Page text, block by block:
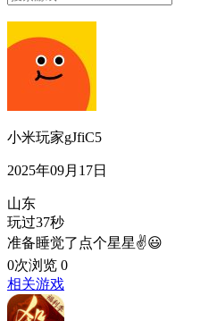
小米玩家gJfiC5
2025年09月17日
山东
玩过37秒
准备睡觉了点个星星✌️😃
0次浏览 0
相关游戏